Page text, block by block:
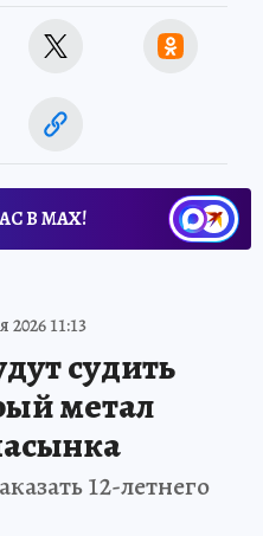
В МАХ!
11:13
судить
метал
12-летнего